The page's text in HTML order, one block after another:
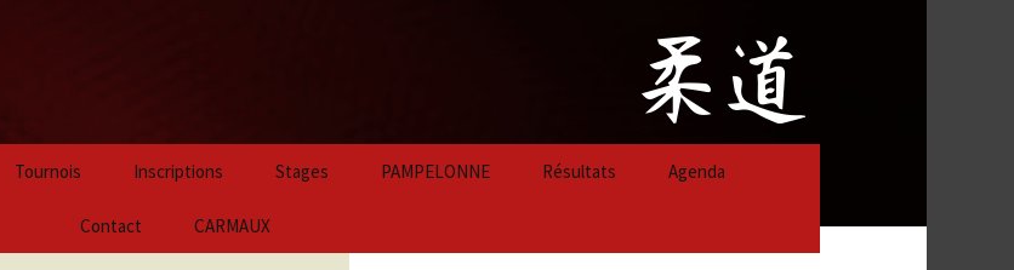
contenu
Tournois Inscriptions Stages PAMPELONNE Résultats Agenda
Contact CARMAUX